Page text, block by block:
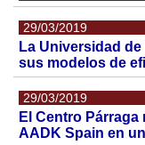
29/03/2019
La Universidad
sus modelos de
29/03/2019
El Centro
AADK Spain en